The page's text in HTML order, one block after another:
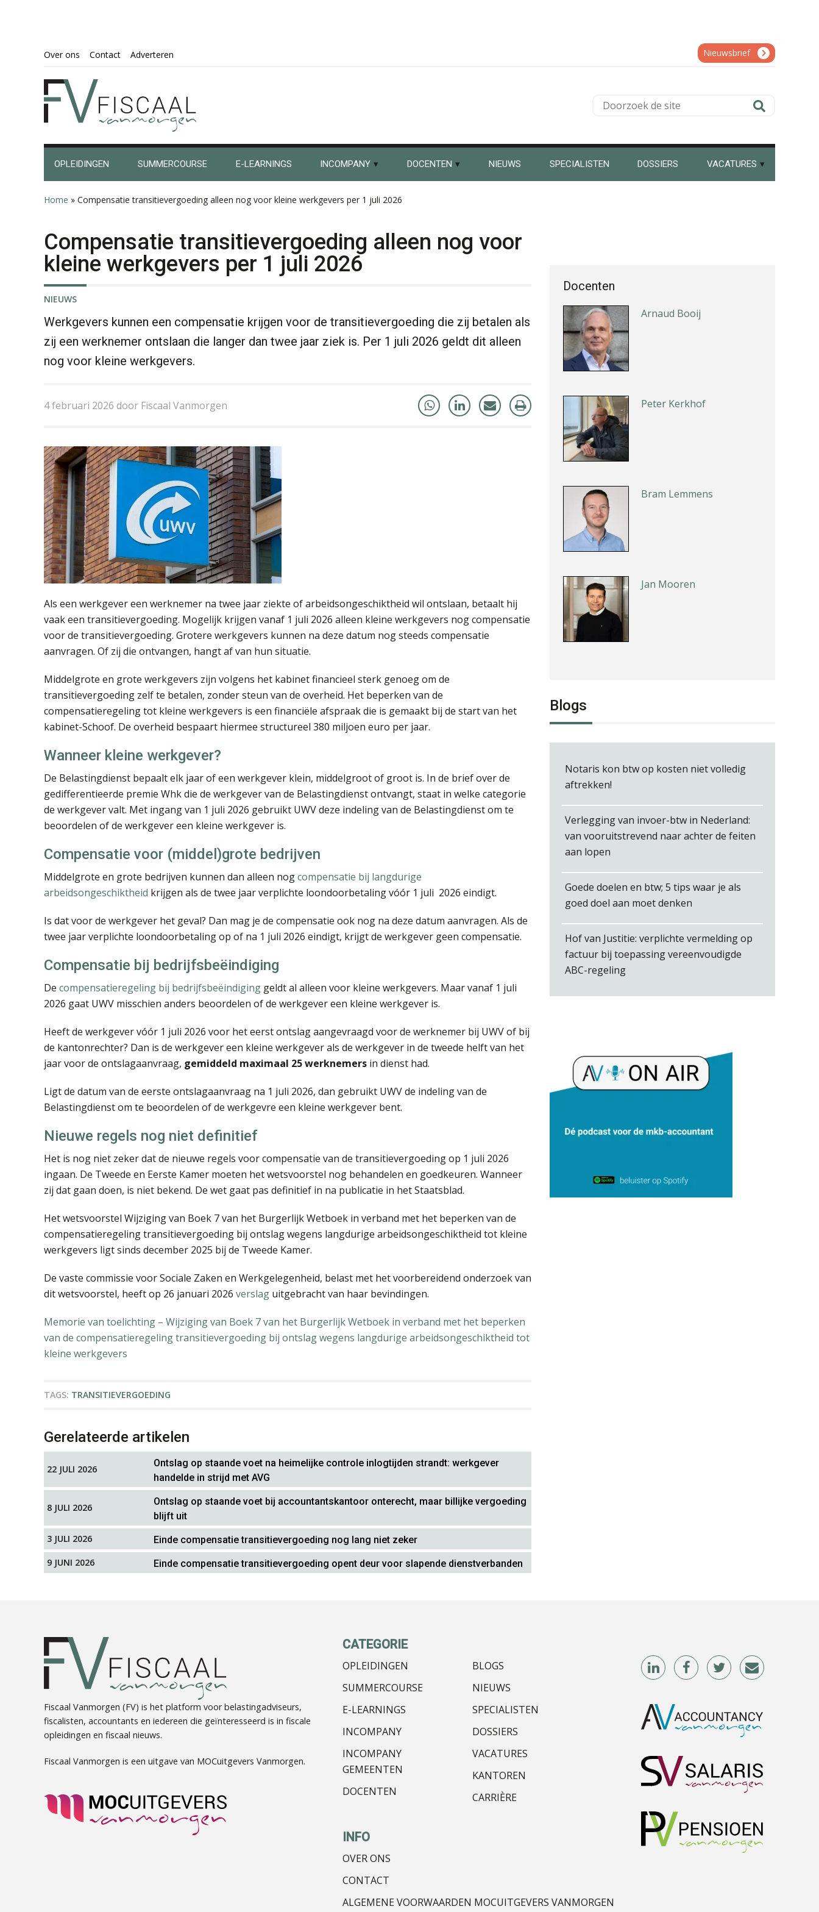
hoofdnavigatie
Over ons Contact Adverteren Nieuwsbrief
Doorzoek
OPLEIDINGEN SUMMERCOURSE E-LEARNINGS INCOMPANY DOCENTEN NIEUWS SPECIALISTEN DOSSIERS VACATURES
Home » Compensatie transitievergoeding alleen nog voor kleine werkgevers per 1 juli 2026
Compensatie transitievergoeding alleen nog voor
kleine werkgevers per 1 juli 2026
NIEUWS
Werkgevers kunnen een compensatie krijgen voor de transitievergoeding die zij betalen als
zij een werknemer ontslaan die langer dan twee jaar ziek is. Per 1 juli 2026 geldt dit alleen
nog voor kleine werkgevers.
4 februari 2026 door Fiscaal Vanmorgen
Als een werkgever een werknemer na twee jaar ziekte of arbeidsongeschiktheid wil ontslaan, betaalt hij
vaak een transitievergoeding. Mogelijk krijgen vanaf 1 juli 2026 alleen kleine werkgevers nog compensatie
voor de transitievergoeding. Grotere werkgevers kunnen na deze datum nog steeds compensatie
aanvragen. Of zij die ontvangen, hangt af van hun situatie.
Middelgrote en grote werkgevers zijn volgens het kabinet financieel sterk genoeg om de
transitievergoeding zelf te betalen, zonder steun van de overheid. Het beperken van de
compensatieregeling tot kleine werkgevers is een financiële afspraak die is gemaakt bij de start van het
kabinet-Schoof. De overheid bespaart hiermee structureel 380 miljoen euro per jaar.
Wanneer kleine werkgever?
De Belastingdienst bepaalt elk jaar of een werkgever klein, middelgroot of groot is. In de brief over de
gedifferentieerde premie Whk die de werkgever van de Belastingdienst ontvangt, staat in welke categorie
de werkgever valt. Met ingang van 1 juli 2026 gebruikt UWV deze indeling van de Belastingdienst om te
beoordelen of de werkgever een kleine werkgever is.
Compensatie voor (middel)grote bedrijven
Middelgrote en grote bedrijven kunnen dan alleen nogcompensatie bij langdurige
arbeidsongeschiktheid krijgen als de twee jaar verplichte loondoorbetaling vóór 1 juli 2026 eindigt.
Is dat voor de werkgever het geval? Dan mag je de compensatie ook nog na deze datum aanvragen. Als de
twee jaar verplichte loondoorbetaling op of na 1 juli 2026 eindigt, krijgt de werkgever geen compensatie.
Compensatie bij bedrijfsbeëindiging
De compensatieregeling bij bedrijfsbeëindiging geldt al alleen voor kleine werkgevers. Maar vanaf 1 juli
2026 gaat UWV misschien anders beoordelen of de werkgever een kleine werkgever is.
Heeft de werkgever vóór 1 juli 2026 voor het eerst ontslag aangevraagd voor de werknemer bij UWV of bij
de kantonrechter? Dan is de werkgever een kleine werkgever als de werkgever in de tweede helft van het
jaar voor de ontslagaanvraag, gemiddeld maximaal 25 werknemers in dienst had.
Ligt de datum van de eerste ontslagaanvraag na 1 juli 2026, dan gebruikt UWV de indeling van de
Belastingdienst om te beoordelen of de werkgevre een kleine werkgever bent.
Nieuwe regels nog niet definitief
Het is nog niet zeker dat de nieuwe regels voor compensatie van de transitievergoeding op 1 juli 2026
ingaan. De Tweede en Eerste Kamer moeten het wetsvoorstel nog behandelen en goedkeuren. Wanneer
zij dat gaan doen, is niet bekend. De wet gaat pas definitief in na publicatie in het Staatsblad.
Het wetsvoorstel Wijziging van Boek 7 van het Burgerlijk Wetboek in verband met het beperken van de
compensatieregeling transitievergoeding bij ontslag wegens langdurige arbeidsongeschiktheid tot kleine
werkgevers ligt sinds december 2025 bij de Tweede Kamer.
De vaste commissie voor Sociale Zaken en Werkgelegenheid, belast met het voorbereidend onderzoek van
dit wetsvoorstel, heeft op 26 januari 2026 verslag uitgebracht van haar bevindingen.
Memorie van toelichting – Wijziging van Boek 7 van het Burgerlijk Wetboek in verband met het beperken
van de compensatieregeling transitievergoeding bij ontslag wegens langdurige arbeidsongeschiktheid tot
kleine werkgevers
TAGS: TRANSITIEVERGOEDING
Gerelateerde artikelen
22 JULI 2026
Ontslag op staande voet na heimelijke controle inlogtijden strandt: werkgever
handelde in strijd met AVG
8 JULI 2026
Ontslag op staande voet bij accountantskantoor onterecht, maar billijke vergoeding
blijft uit
3 JULI 2026
Einde compensatie transitievergoeding nog lang niet zeker
9 JUNI 2026
Einde compensatie transitievergoeding opent deur voor slapende dienstverbanden
Docenten
Ludo Mennes
Arnaud Booij
Peter Kerkhof
Bram Lemmens
Jan Mooren
Jurriën van der Heijden
Alex Schrijver
John Bult
Koert van Loon
Edwin de Witte
Heleen Elbert
Blogs
Notaris kon btw op kosten niet volledig
aftrekken!
Verlegging van invoer-btw in Nederland:
van vooruitstrevend naar achter de feiten
aan lopen
Goede doelen en btw; 5 tips waar je als
goed doel aan moet denken
Hof van Justitie: verplichte vermelding op
factuur bij toepassing vereenvoudigde
ABC-regeling
Fiscaal Vanmorgen (FV) is het platform voor belastingadviseurs,
fiscalisten, accountants en iedereen die geïnteresseerd is in fiscale
opleidingen en fiscaal nieuws.
Fiscaal Vanmorgen is een uitgave van MOCuitgevers Vanmorgen.
CATEGORIE
OPLEIDINGEN
SUMMERCOURSE
E-LEARNINGS
INCOMPANY
INCOMPANY
GEMEENTEN
DOCENTEN
BLOGS
NIEUWS
SPECIALISTEN
DOSSIERS
VACATURES
KANTOREN
CARRIÈRE
INFO
OVER ONS
CONTACT
ALGEMENE VOORWAARDEN MOCUITGEVERS VANMORGEN